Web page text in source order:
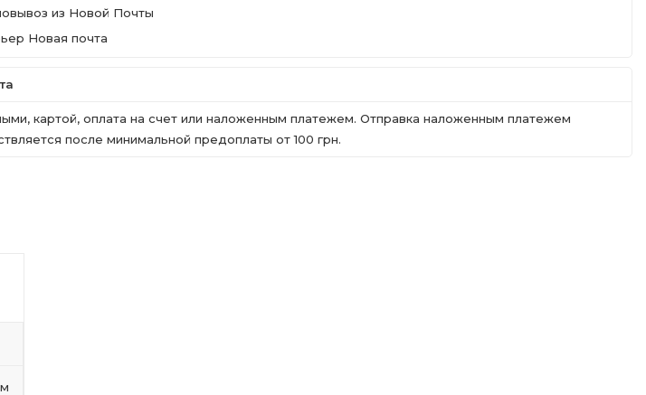
из Новой Почты
Новая почта
картой, оплата на счет или наложенным платежем. Отправка наложенным платежем
после минимальной предоплаты от 100 грн.